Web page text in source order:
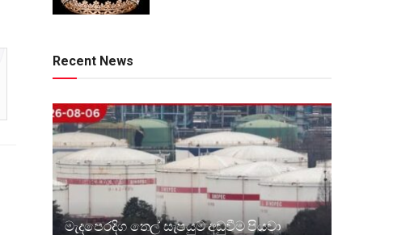
Recent News
මැදපෙරදිග තෙල් සැපයුම අඩුවීම පියවා